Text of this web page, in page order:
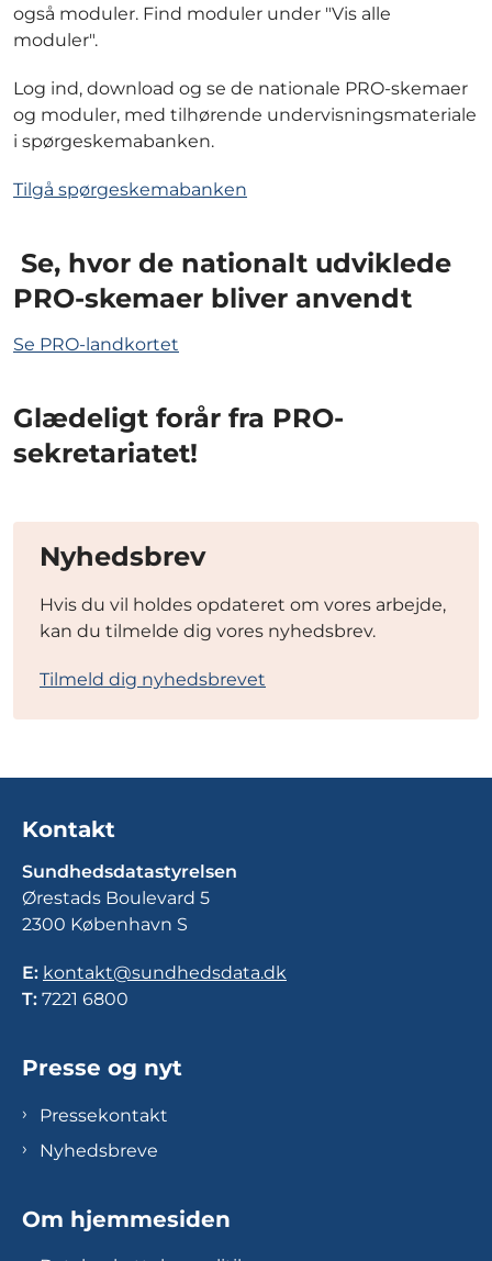
også moduler. Find moduler under "Vis alle
moduler".
Log ind, download og se de nationale PRO-skemaer
og moduler, med tilhørende undervisningsmateriale
i spørgeskemabanken.
Tilgå spørgeskemabanken
Se, hvor de nationalt udviklede
PRO-skemaer bliver anvendt
Se PRO-landkortet
Glædeligt forår fra PRO-
sekretariatet!
Nyhedsbrev
Hvis du vil holdes opdateret om vores arbejde,
kan du tilmelde dig vores nyhedsbrev.
Tilmeld dig nyhedsbrevet
Kontakt
Sundhedsdatastyrelsen
Ørestads Boulevard 5
2300 København S
E: kontakt@sundhedsdata.dk
T: 7221 6800
Presse og nyt
Pressekontakt
Nyhedsbreve
Om hjemmesiden